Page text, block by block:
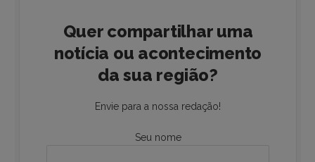
Quer compartilhar uma
notícia ou acontecimento
da sua região?
Envie para a nossa redação!
Seu nome